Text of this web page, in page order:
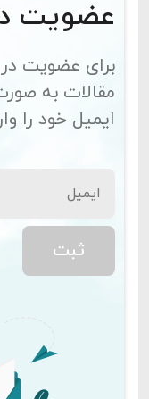
عضویت
برای عضویت
مقالات به
ایمیل خود را